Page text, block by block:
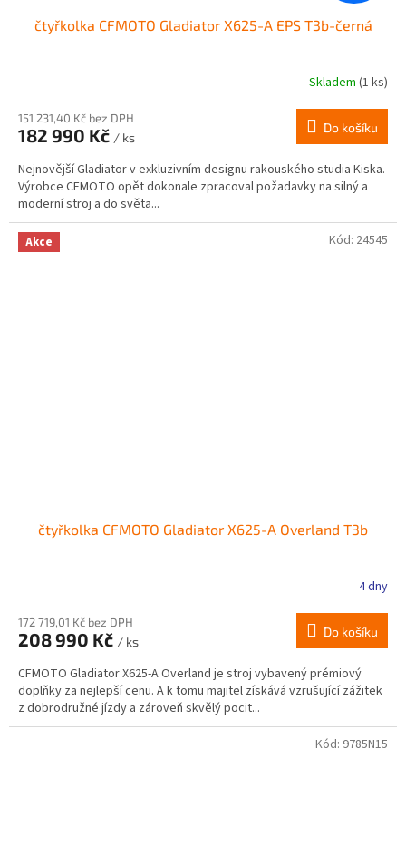
čtyřkolka CFMOTO Gladiator X625-A EPS T3b-černá
Skladem (1 ks)
151 231,40 Kč bez DPH
182 990 Kč / ks
Do košíku
Nejnovější Gladiator v exkluzivním designu rakouského studia Kiska.
Výrobce CFMOTO opět dokonale zpracoval požadavky na silný a
moderní stroj a do světa...
Akce
čtyřkolka CFMOTO Gladiator X625-A Overland T3b
produktu
je
z
5
hvězdiček.
4 dny
172 719,01 Kč bez DPH
208 990 Kč / ks
Do košíku
CFMOTO Gladiator X625-A Overland je stroj vybavený prémiový
doplňky za nejlepší cenu. A k tomu majitel získává vzrušující zážitek
z dobrodružné jízdy a zároveň skvělý pocit...
Kód: 24545
Kód: 9785N15